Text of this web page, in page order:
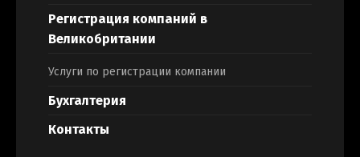
Регистрация компаний в
Великобритании
Услуги по регистрации компании
Бухгалтерия
Контакты